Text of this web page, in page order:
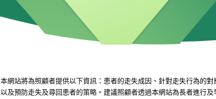
本網站將為照顧者提供以下資訊：患者的走失成因、針對走失行為的對
以及預防走失及尋回患者的策略。建議照顧者透過本網站為長者進行及